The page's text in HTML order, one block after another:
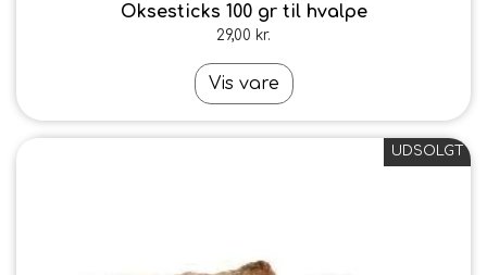
Oksesticks 100 gr til hvalpe
29,00 kr.
Vis vare
UDSOLGT